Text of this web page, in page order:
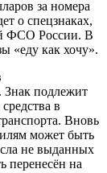
за номера
о спецзнаках,
ФСО России. В
«еду как хочу».
Знак подлежит
в
Вновь
может быть
не выданных
перенесён на